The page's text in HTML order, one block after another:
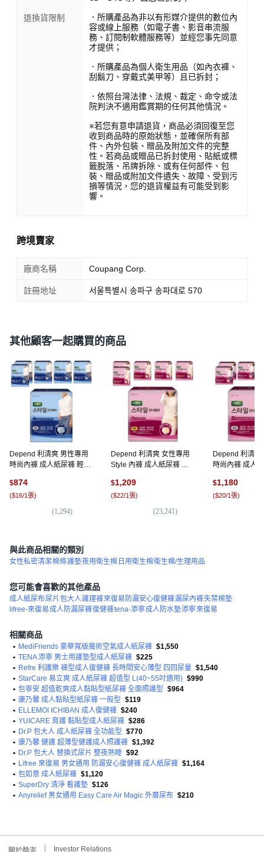
質，穿著如同內褲般服貼舒適，即使長時間穿著也不易變形，
讓您活動自如，享受無憂無慮的生活。
<產品資訊皆由跨境廠商提供，產品資訊部分文字係由AI產出
退換貨限制
．所購產品為非以有形媒介提供的數位內
容或線上服務（如電子書、影音串流服
務、訂閱制軟體服務等）並經您事先同意
才提供；
．所購產品為個人衛生用品（如內衣褲、
刮鬍刀、穿戴式美甲等）且已拆封；
．依照台灣法律、法規、裁定、命令或法
院判決不適用鑑賞期的任何其他情況。
※若您有意申請退貨，商品必須回復至您
收到商品時的原始狀態，並確保所有部
件、內外包裝、贈品及附加文件的完整
性。若商品或贈品已拆封使用、貼紙或標
籤脫落、吊牌拆除、或有任何部件、包
裝、贈品或附加文件遺失、故障、受到污
損等情況，您的退貨權益有可能受到影
響。
跨境賣家
廠商名稱 Coupang Corp.
註冊地址 서울특별시 송파구 송파대로 570
其他顧客一起購買的商品
Depend 利清爽 男性專用
時尚內褲 成人紙尿褲 輕薄
$874
($16/1張)
(1,294)
Depend 利清爽 女性專用
Style 內褲 成人紙尿褲 強
$1,209
($22/1張)
(23,241)
Depend 利清爽
時尚內褲 成人
$1,180
($20/1張)
與此商品相關的類別
女性私密清潔棉條護墊夜用衛生棉 日用衛生棉衛生棉/生理用品
您可能會喜歡的其他產品
成人紙尿布尿片 包大人護理褲來復易防漏安心復健褲漏尿內褲失禁棉墊
lifree-來復易成人防漏尿褲復健褲tena-添寧成人防水墊添寧來復易
相關商品
• MediFriends 豪華寬版魔術空氣成人紙尿褲 $1,550
• TENA 添寧 男士用護墊型成人紙尿褲 $225
• Refre 利護樂 褲型成人復健褲 長時間安心薄型 四回尿量 $1,540
• StarCare 易立爽 成人紙尿褲 超值型 L(40~55吋適用) $990
• 包寧安 超值乾爽成人黏貼型紙尿褲 全面照護型 $964
• 康乃馨 成人黏貼型紙尿褲 一般型 $119
• ELLEMOI ICHIBAN 成人復健褲 $240
• YUICARE 育護 黏貼型成人紙尿褲 $286
• Dr.P 包大人 成人紙尿褲 全功能型 $770
• 康乃馨 健護 超薄型健護成人照護褲 $1,392
• Dr.P 包大人 替換式尿片 整夜熟睡 $92
• Lifree 來復易 男女通用 防漏安心復健褲 成人紙尿褲 $1,164
• 包如意 成人紙尿褲 $1,120
• SuperDry 清淨 看護墊 $126
• Anyrelief 男女通用 Easy Care Air Magic 外層尿布 $210
Investor Relations